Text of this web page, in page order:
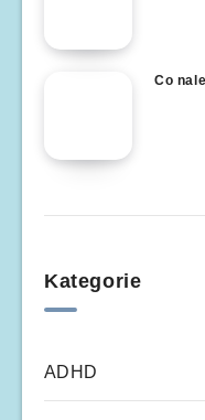
Co
Kategorie
ADHD